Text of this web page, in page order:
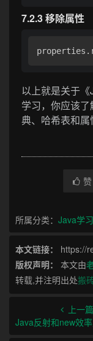
7.2.3 移除属性
以上就是关于
学习，你应该
典、哈希表和属
赞
所属分类： Java学习
本文链接：
https://
版权声明：
本文由
转载,并注明出处搬
上一篇
Java反射和new效率对比：揭